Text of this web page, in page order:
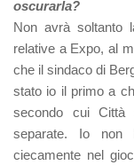
oscurarla?
Non avrà soltanto
relative a Expo, al
che il sindaco di
stato io il primo a
secondo cui Città
separate. Io non
ciecamente nel